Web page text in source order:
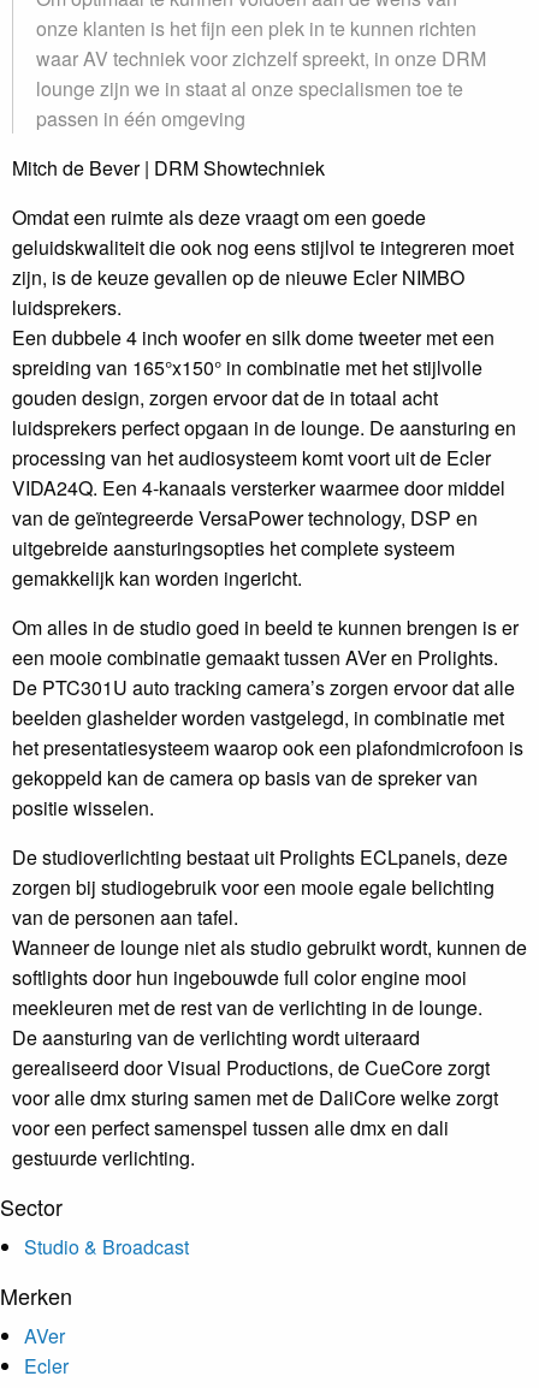
onze klanten is het fijn een plek in te kunnen richten
waar AV techniek voor zichzelf spreekt, in onze DRM
lounge zijn we in staat al onze specialismen toe te
passen in één omgeving
Mitch de Bever | DRM Showtechniek
Omdat een ruimte als deze vraagt om een goede
geluidskwaliteit die ook nog eens stijlvol te integreren moet
zijn, is de keuze gevallen op de nieuwe Ecler NIMBO
luidsprekers.
Een dubbele 4 inch woofer en silk dome tweeter met een
spreiding van 165°x150° in combinatie met het stijlvolle
gouden design, zorgen ervoor dat de in totaal acht
luidsprekers perfect opgaan in de lounge. De aansturing en
processing van het audiosysteem komt voort uit de Ecler
VIDA24Q. Een 4-kanaals versterker waarmee door middel
van de geïntegreerde VersaPower technology, DSP en
uitgebreide aansturingsopties het complete systeem
gemakkelijk kan worden ingericht.
Om alles in de studio goed in beeld te kunnen brengen is er
een mooie combinatie gemaakt tussen AVer en Prolights.
De PTC301U auto tracking camera’s zorgen ervoor dat alle
beelden glashelder worden vastgelegd, in combinatie met
het presentatiesysteem waarop ook een plafondmicrofoon is
gekoppeld kan de camera op basis van de spreker van
positie wisselen.
De studioverlichting bestaat uit Prolights ECLpanels, deze
zorgen bij studiogebruik voor een mooie egale belichting
van de personen aan tafel.
Wanneer de lounge niet als studio gebruikt wordt, kunnen de
softlights door hun ingebouwde full color engine mooi
meekleuren met de rest van de verlichting in de lounge.
De aansturing van de verlichting wordt uiteraard
gerealiseerd door Visual Productions, de CueCore zorgt
voor alle dmx sturing samen met de DaliCore welke zorgt
voor een perfect samenspel tussen alle dmx en dali
gestuurde verlichting.
Sector
Studio & Broadcast
Merken
AVer
Ecler